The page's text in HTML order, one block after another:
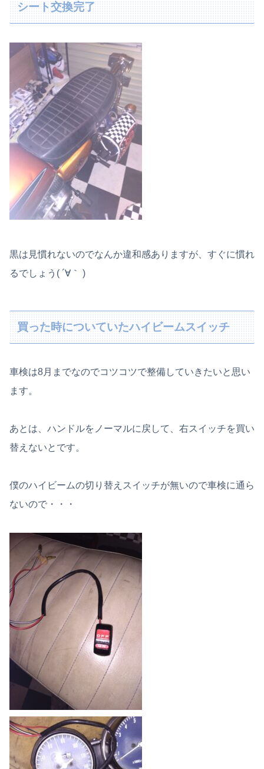
シート交換完了
黒は見慣れないのでなんか違和感ありますが、すぐに慣れ
るでしょう( ´∀｀ )
買った時についていたハイビームスイッチ
車検は8月までなのでコツコツで整備していきたいと思い
ます。
あとは、ハンドルをノーマルに戻して、右スイッチを買い
替えないとです。
僕のハイビームの切り替えスイッチが無いので車検に通ら
ないので・・・